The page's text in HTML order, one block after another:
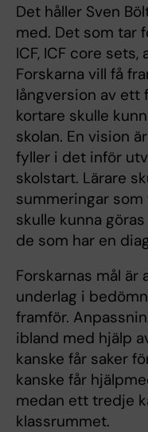
Det håller Sven
med. Det som tar
ICF, ICF core
Forskarna vill få
långversion av ett
kortare skulle
skolan. En vision
fyller i det inför
skolstart. Lärare
summeringar
skulle kunna
de som har en
Forskarnas mål är
underlag i
framför.
ibland med hjälp
kanske får saker
kanske får
medan ett tredje
klassrummet.